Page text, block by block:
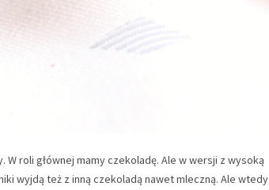
roli głównej mamy czekoladę. Ale w wersji z wysoką
wyjdą też z inną czekoladą nawet mleczną. Ale wtedy